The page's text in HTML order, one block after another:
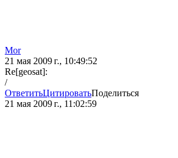
Mor
21 мая 2009 г., 10:49:52
Re[geosat]:
/
ОтветитьЦитироватьПоделиться
21 мая 2009 г., 11:02:59